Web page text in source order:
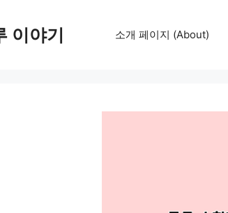
이야기 소개 페이지 (About)